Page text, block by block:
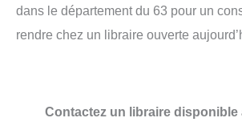
dans le département du 63 pour un
rendre chez un libraire ouverte
Contactez un libraire disponible